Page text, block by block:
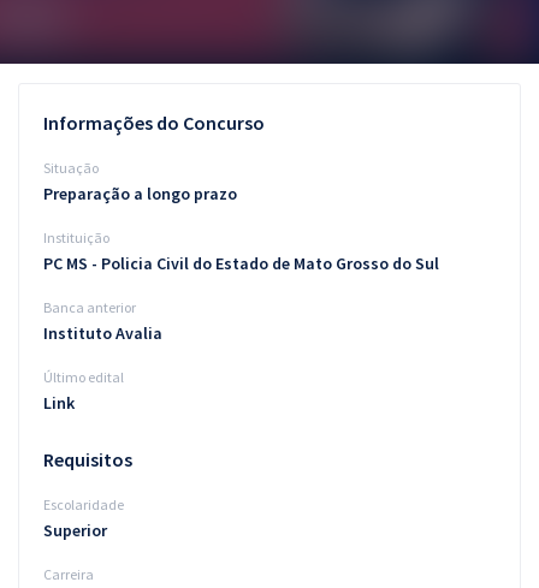
Blog
Aprovados
Atendimento
Informações do Concurso
Situação
Preparação a longo prazo
Instituição
PC MS - Policia Civil do Estado de Mato Grosso do Sul
Banca anterior
Instituto Avalia
Último edital
Link
Requisitos
Escolaridade
Superior
Carreira